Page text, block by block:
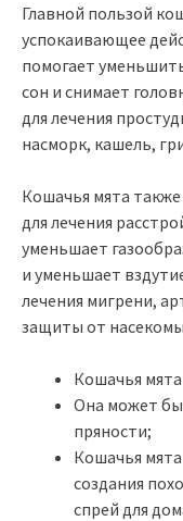
Главной пользой
успокаивающее
помогает
сон и снимает
для лечения
насморк, кашель,
Кошачья мята
для лечения
уменьшает
и уменьшает
лечения мигрени,
защиты от
Кошачья
Она может
пряности;
Кошачья
создания
спрей для